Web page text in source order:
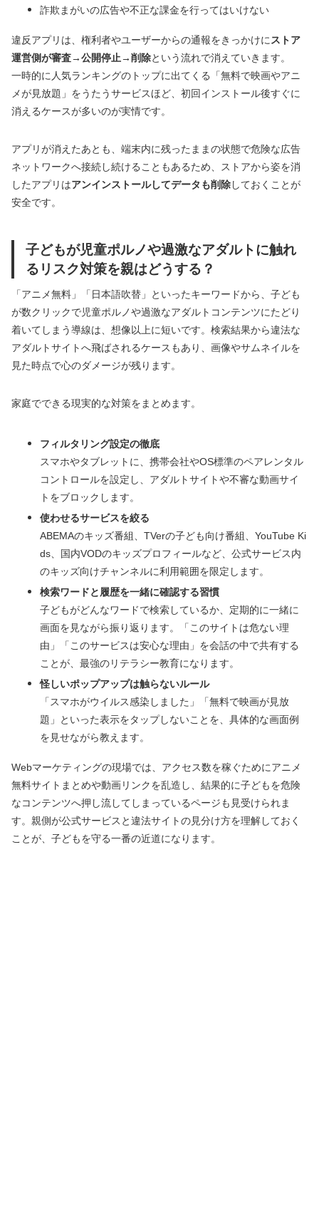
詐欺まがいの広告や不正な課金を行ってはいけない
違反アプリは、権利者やユーザーからの通報をきっかけにストア
運営側が審査→公開停止→削除という流れで消えていきます。
一時的に人気ランキングのトップに出てくる「無料で映画やアニ
メが見放題」をうたうサービスほど、初回インストール後すぐに
消えるケースが多いのが実情です。
アプリが消えたあとも、端末内に残ったままの状態で危険な広告
ネットワークへ接続し続けることもあるため、ストアから姿を消
したアプリはアンインストールしてデータも削除しておくことが
安全です。
子どもが児童ポルノや過激なアダルトに触れ
るリスク対策を親はどうする？
「アニメ無料」「日本語吹替」といったキーワードから、子ども
が数クリックで児童ポルノや過激なアダルトコンテンツにたどり
着いてしまう導線は、想像以上に短いです。検索結果から違法な
アダルトサイトへ飛ばされるケースもあり、画像やサムネイルを
見た時点で心のダメージが残ります。
家庭でできる現実的な対策をまとめます。
フィルタリング設定の徹底
スマホやタブレットに、携帯会社やOS標準のペアレンタル
コントロールを設定し、アダルトサイトや不審な動画サイ
トをブロックします。
使わせるサービスを絞る
ABEMAのキッズ番組、TVerの子ども向け番組、YouTube Ki
ds、国内VODのキッズプロフィールなど、公式サービス内
のキッズ向けチャンネルに利用範囲を限定します。
検索ワードと履歴を一緒に確認する習慣
子どもがどんなワードで検索しているか、定期的に一緒に
画面を見ながら振り返ります。「このサイトは危ない理
由」「このサービスは安心な理由」を会話の中で共有する
ことが、最強のリテラシー教育になります。
怪しいポップアップは触らないルール
「スマホがウイルス感染しました」「無料で映画が見放
題」といった表示をタップしないことを、具体的な画面例
を見せながら教えます。
Webマーケティングの現場では、アクセス数を稼ぐためにアニメ
無料サイトまとめや動画リンクを乱造し、結果的に子どもを危険
なコンテンツへ押し流してしまっているページも見受けられま
す。親側が公式サービスと違法サイトの見分け方を理解しておく
ことが、子どもを守る一番の近道になります。